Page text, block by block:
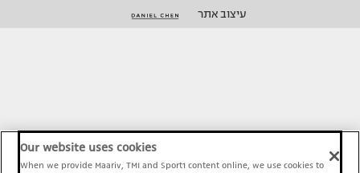
עיצוב אתר
Our website uses cookies
When we provide Maariv, TMI and Sport1 content online, we use cookies to